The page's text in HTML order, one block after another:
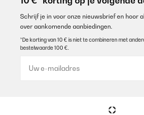
Schrijf je in voor onze nieuwsbrief en hoor
over aankomende aanbiedingen.
*De korting van 10 € is niet te combineren met
bestelwaarde 100 €.